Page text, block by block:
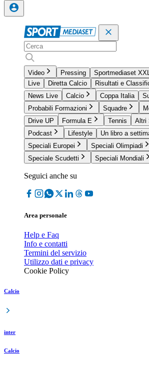
Video Pressing Sportmediaset
Live
Diretta Calcio
Risultati e
News Live
Calcio Coppa Italia
Probabili Formazioni
Squadre
Drive UP
Formula E Tennis Altri
Podcast
Lifestyle
Un libro a
Speciali Europei
Speciali Olimpiadi
Speciale Scudetti
Speciali Mondiali
Seguici anche su
Area personale
Help e Faq
Info e contatti
Termini del servizio
Utilizzo dati e privacy
Cookie Policy
Calcio
inter
Calcio